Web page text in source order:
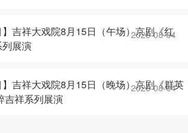
】吉祥大戏院8月15日（午场）京剧《红
展演
2026-08-04
】吉祥大戏院8月15日（晚场）京剧《群英
吉祥系列展演
2026-08-04